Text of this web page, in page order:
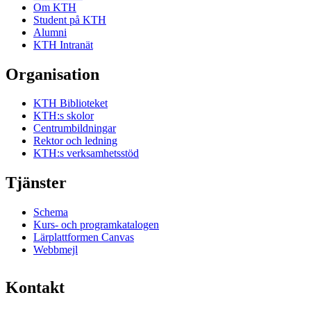
Om KTH
Student på KTH
Alumni
KTH Intranät
Organisation
KTH Biblioteket
KTH:s skolor
Centrumbildningar
Rektor och ledning
KTH:s verksamhetsstöd
Tjänster
Schema
Kurs- och programkatalogen
Lärplattformen Canvas
Webbmejl
Kontakt